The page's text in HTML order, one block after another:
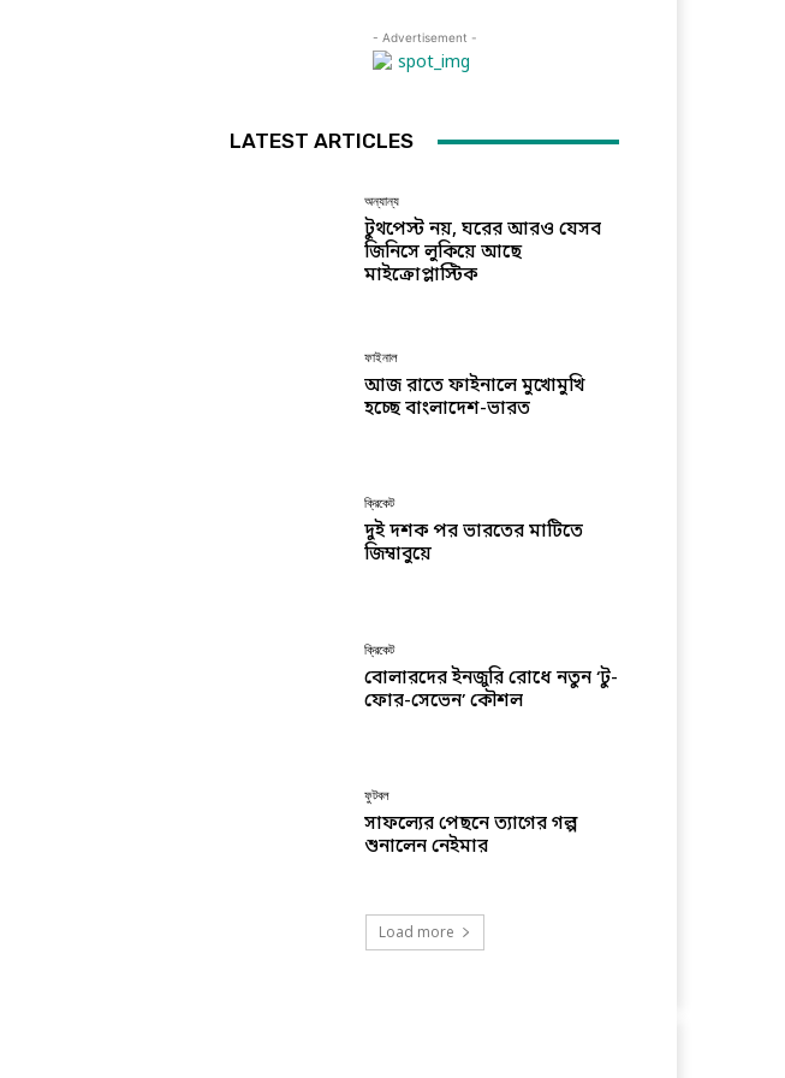
- Advertisement -
LATEST ARTICLES
অন্যান্য
টুথপেস্ট নয়, ঘরের আরও যেসব
জিনিসে লুকিয়ে আছে
মাইক্রোপ্লাস্টিক
ফাইনাল
আজ রাতে ফাইনালে মুখোমুখি
হচ্ছে বাংলাদেশ-ভারত
ক্রিকেট
দুই দশক পর ভারতের মাটিতে
জিম্বাবুয়ে
ক্রিকেট
বোলারদের ইনজুরি রোধে নতুন ‘টু-
ফোর-সেভেন’ কৌশল
ফুটবল
সাফল্যের পেছনে ত্যাগের গল্প
শুনালেন নেইমার
Load more